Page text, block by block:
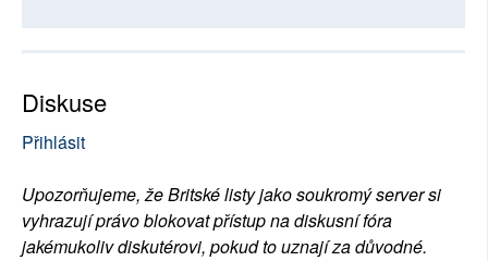
Diskuse
Přihlásit
Upozorňujeme, že Britské listy jako soukromý server si
vyhrazují právo blokovat přístup na diskusní fóra
jakémukoliv diskutérovi, pokud to uznají za důvodné.